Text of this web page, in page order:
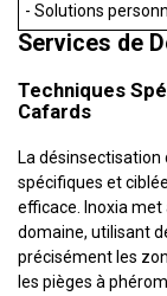
- Solutions
Services de
Techniques
Cafards
La
spécifiques et
efficace. Inoxia
domaine, utilisant
précisément les
les pièges à